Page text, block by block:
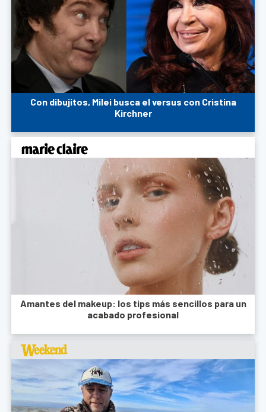
Con dibujitos, Milei busca el versus con Cristina
Kirchner
Amantes del makeup: los tips más sencillos para un
acabado profesional